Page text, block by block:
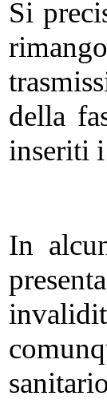
Si
della
inseriti
In